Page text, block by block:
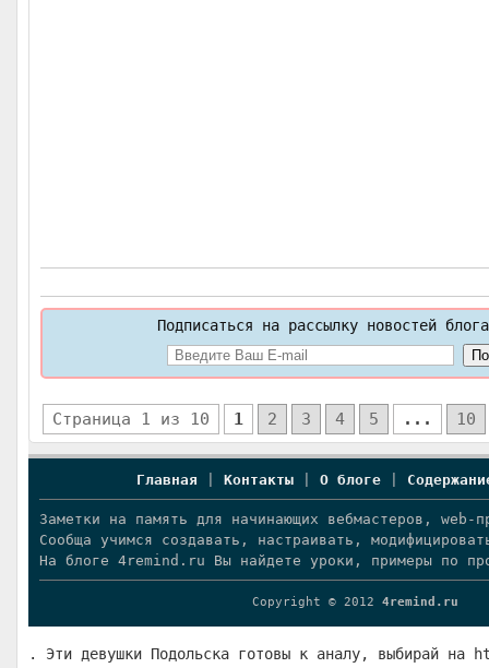
Подписаться на рассылку новостей
Страница 1 из 10 1 2 3 4 5 ... 10
Главная Контакты О блоге
Заметки на память для начинающих вебмастеров, web-
Сообща учимся создавать, настраивать,
На блоге 4remind.ru Вы найдете уроки, примеры по
Copyright © 2012 4remind.ru
. Эти девушки Подольска готовы к аналу, выбирай